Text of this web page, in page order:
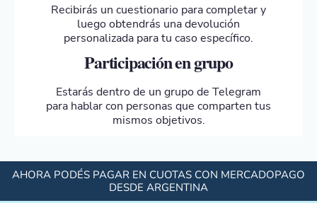
Recibirás un cuestionario para completar y
luego obtendrás una devolución
personalizada para tu caso específico.
Participación en grupo
Estarás dentro de un grupo de Telegram
para hablar con personas que comparten tus
mismos objetivos.
AHORA PODÉS PAGAR EN CUOTAS CON MERCADOPAGO
DESDE ARGENTINA